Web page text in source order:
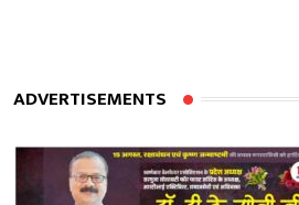
ADVERTISEMENTS